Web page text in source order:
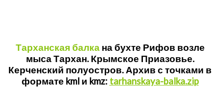
Тарханская балкана бухте Рифов возле
мыса Тархан. Крымское Приазовье.
Керченский полуостров. Архив с точками в
формате kml и kmz: tarhanskaya-balka.zip